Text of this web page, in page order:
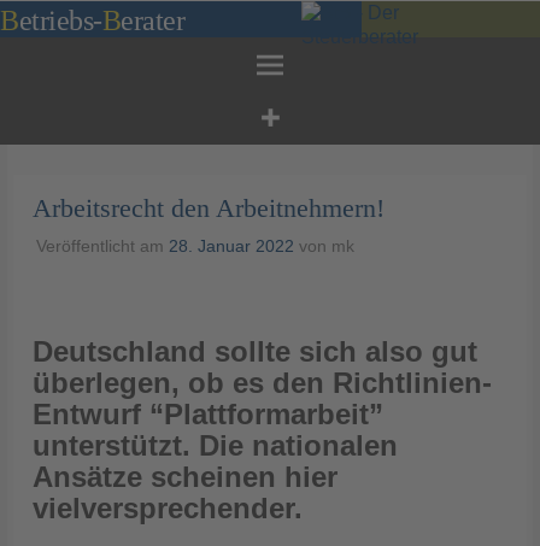
Zum
Inhalt
Betriebs-Berater
Arbeitsrecht den Arbeitnehmern!
Veröffentlicht am 28. Januar 2022 von mk
Deutschland sollte sich also gut
überlegen, ob es den Richtlinien-
Entwurf “Plattformarbeit”
unterstützt. Die nationalen
Ansätze scheinen hier
vielversprechender.